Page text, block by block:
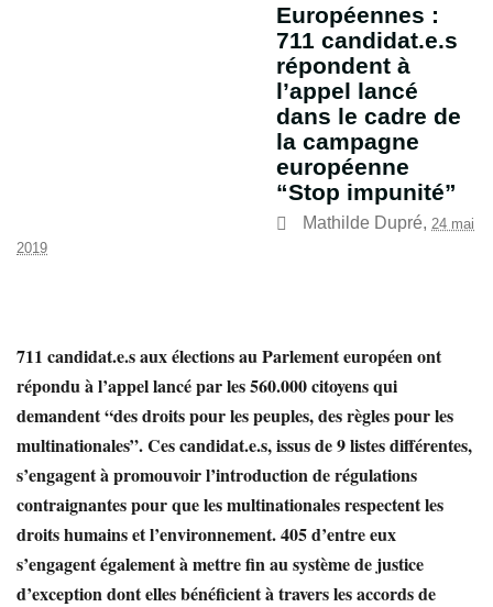
Européennes :
711 candidat.e.s
répondent à
l’appel lancé
dans le cadre de
la campagne
européenne
“Stop impunité”
Mathilde Dupré, 24 mai
2019
711 candidat.e.s aux élections au Parlement européen ont
répondu à l’appel lancé par les 560.000 citoyens qui
demandent “des droits pour les peuples, des règles pour les
multinationales”. Ces candidat.e.s, issus de 9 listes différentes,
s’engagent à promouvoir l’introduction de régulations
contraignantes pour que les multinationales respectent les
droits humains et l’environnement. 405 d’entre eux
s’engagent également à mettre fin au système de justice
d’exception dont elles bénéficient à travers les accords de